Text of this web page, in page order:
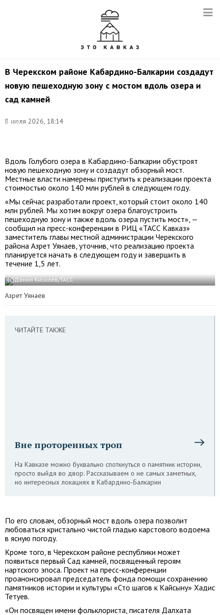
В Черекском районе Кабардино-Балкарии создадут
новую пешеходную зону с мостом вдоль озера и
сад камней
8 июля 2026, 18:14
Дарья
Вдоль Голубого озера в Кабардино-Балкарии обустроят
новую пешеходную зону и создадут обзорный мост.
Местные власти намерены приступить к реализации проекта
стоимостью около 140 млн рублей в следующем году.
«Мы сейчас разработали проект, который стоит около 140
млн рублей. Мы хотим вокруг озера благоустроить
пешеходную зону и также вдоль озера пустить мост», —
сообщил на пресс-конференции в РИЦ «ТАСС Кавказ»
заместитель главы местной администрации Черекского
района Азрет Уянаев, уточнив, что реализацию проекта
планируется начать в следующем году и завершить в
течение 1,5 лет.
(c)Данил Кисилёв/ТАСС
Азрет Уянаев
ЧИТАЙТЕ ТАКЖЕ
Вне проторенных троп
На Кавказе можно буквально споткнуться о памятник истории,
просто выйдя во двор. Рассказываем о не самых заметных,
но интересных локациях в Кабардино-Балкарии
По его словам, обзорный мост вдоль озера позволит
любоваться кристально чистой гладью карстового водоема
в ясную погоду.
Кроме того, в Черекском районе республики может
появиться первый Сад камней, посвященный героям
нартского эпоса. Проект на пресс-конференции
проанонсировал председатель фонда помощи сохранению
памятников истории и культуры «Сто шагов к Кайсыну» Хадис
Тетуев.
«Он посвящен имени фольклориста, писателя Далхата